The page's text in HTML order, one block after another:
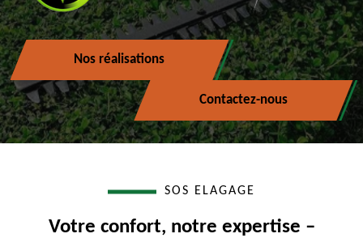
Nos réalisations
Contactez-nous
SOS ELAGAGE
Votre confort, notre expertise –